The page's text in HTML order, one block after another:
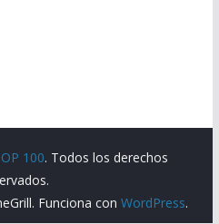
100. Todos los derechos
Funciona conWordPress.